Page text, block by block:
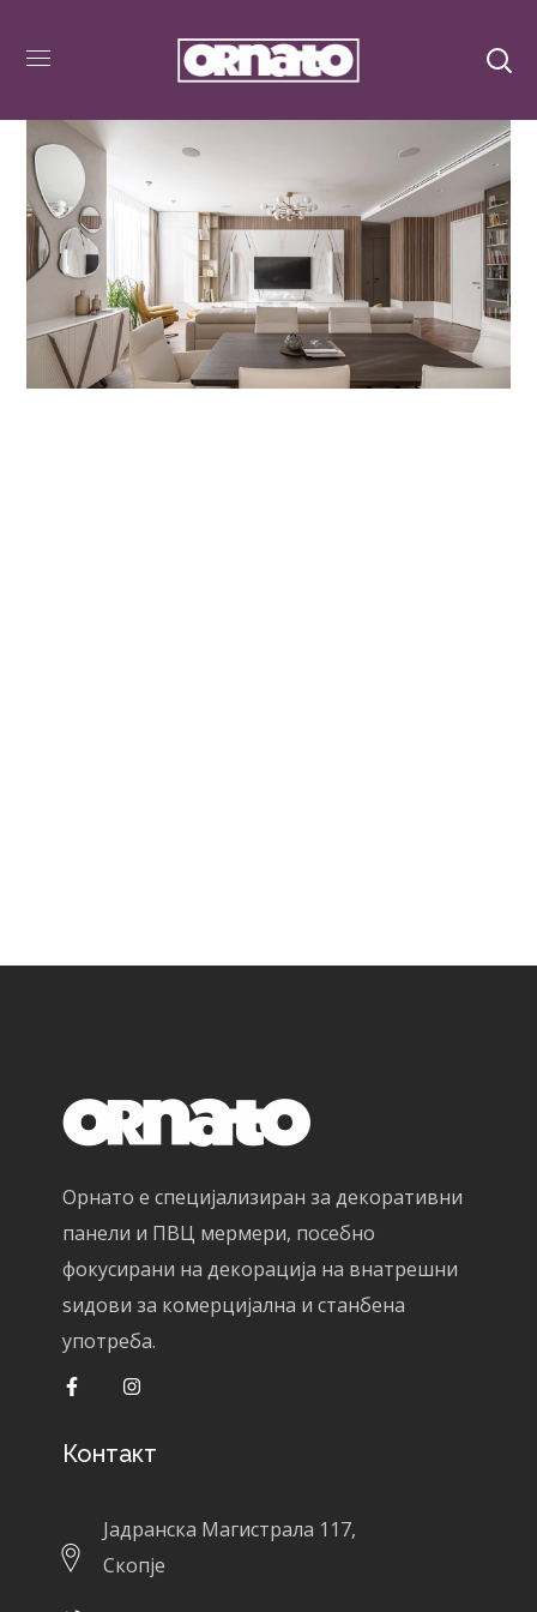
Орнато е специјализиран за декоративни
панели и ПВЦ мермери, посебно
фокусирани на декорација на внатрешни
ѕидови за комерцијална и станбена
употреба.
Контакт
Јадранска Магистрала 117,
Скопје